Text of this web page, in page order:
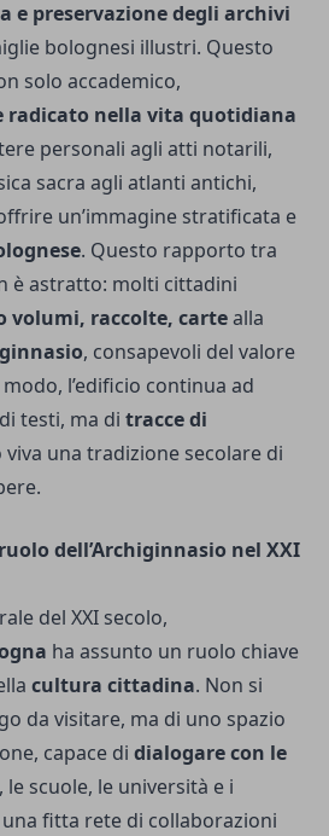
e preservazione degli archivi
bolognesi illustri. Questo
solo accademico,
radicato nella vita quotidiana
personali agli atti notarili,
sacra agli atlanti antichi,
un’immagine stratificata e
. Questo rapporto tra
è astratto: molti cittadini
volumi, raccolte, cartealla
, consapevoli del valore
l’edificio continua ad
testi, ma di tracce di
viva una tradizione secolare di
dell’Archiginnasio nel XXI
del XXI secolo,
ha assunto un ruolo chiave
cultura cittadina. Non si
da visitare, ma di uno spazio
capace di dialogare con le
, le scuole, le università e i
fitta rete di collaborazioni